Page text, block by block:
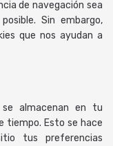
de navegación sea
Sin embargo,
que nos ayudan a
almacenan en tu
tiempo. Esto se hace
tus preferencias